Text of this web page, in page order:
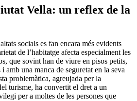
Vella: un reflex de la
socials es fan encara més evidents
de l’habitatge afecta especialment les
que sovint han de viure en pisos petits,
amb una manca de seguretat en la seva
problemàtica, agreujada per la
turisme, ha convertit el dret a un
per a moltes de les persones que